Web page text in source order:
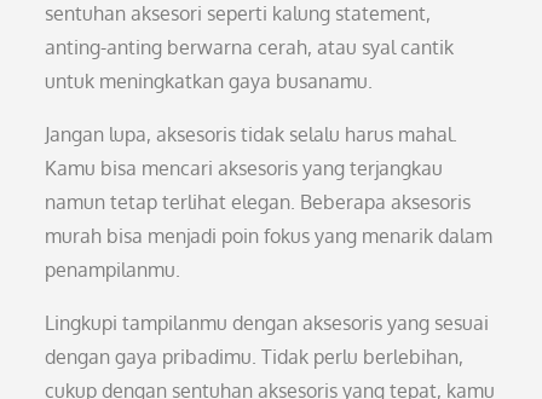
sentuhan aksesori seperti kalung statement,
anting-anting berwarna cerah, atau syal cantik
untuk meningkatkan gaya busanamu.
Jangan lupa, aksesoris tidak selalu harus mahal.
Kamu bisa mencari aksesoris yang terjangkau
namun tetap terlihat elegan. Beberapa aksesoris
murah bisa menjadi poin fokus yang menarik dalam
penampilanmu.
Lingkupi tampilanmu dengan aksesoris yang sesuai
dengan gaya pribadimu. Tidak perlu berlebihan,
cukup dengan sentuhan aksesoris yang tepat, kamu